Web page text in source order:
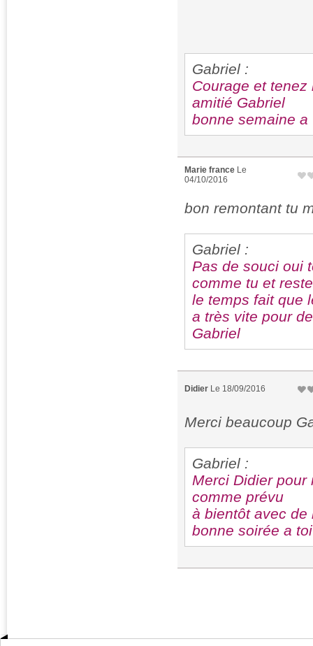
Gabriel :
Courage et tenez
amitié Gabriel
bonne semaine a
Marie france Le
04/10/2016
bon remontant tu
Gabriel :
Pas de souci oui
comme tu et
le temps fait que
a très vite pour
Gabriel
Didier Le 18/09/2016
Merci beaucoup
Gabriel :
Merci Didier pour
comme prévu
à bientôt avec de
bonne soirée a toi